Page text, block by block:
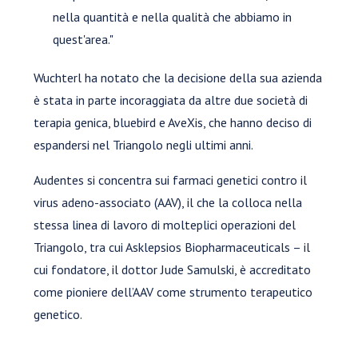
nella quantità e nella qualità che abbiamo in
quest'area."
Wuchterl ha notato che la decisione della sua azienda
è stata in parte incoraggiata da altre due società di
terapia genica, bluebird e AveXis, che hanno deciso di
espandersi nel Triangolo negli ultimi anni.
Audentes si concentra sui farmaci genetici contro il
virus adeno-associato (AAV), il che la colloca nella
stessa linea di lavoro di molteplici operazioni del
Triangolo, tra cui Asklepsios Biopharmaceuticals – il
cui fondatore, il dottor Jude Samulski, è accreditato
come pioniere dell’AAV come strumento terapeutico
genetico.